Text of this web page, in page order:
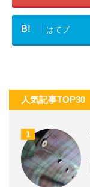
B! はてブ
人気記事TOP30
1